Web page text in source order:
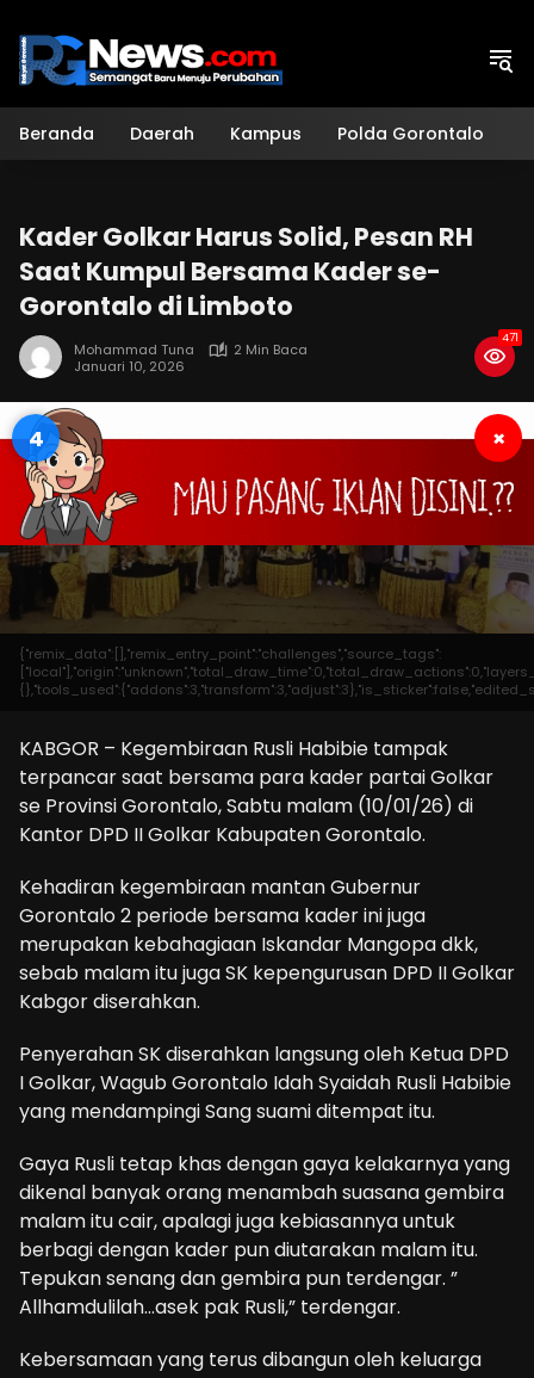
konten
Beranda Daerah Kampus Polda Gorontalo
Kader Golkar Harus Solid, Pesan RH
Saat Kumpul Bersama Kader se-
Gorontalo di Limboto
Mohammad Tuna
2 Min Baca
Januari 10, 2026
471
4 ×
{"remix_data":[],"remix_entry_point":"challenges","source_tags":
KABGOR – Kegembiraan Rusli Habibie tampak
terpancar saat bersama para kader partai Golkar
se Provinsi Gorontalo, Sabtu malam (10/01/26) di
Kantor DPD II Golkar Kabupaten Gorontalo.
Kehadiran kegembiraan mantan Gubernur
Gorontalo 2 periode bersama kader ini juga
merupakan kebahagiaan Iskandar Mangopa dkk,
sebab malam itu juga SK kepengurusan DPD II Golkar
Kabgor diserahkan.
Penyerahan SK diserahkan langsung oleh Ketua DPD
I Golkar, Wagub Gorontalo Idah Syaidah Rusli Habibie
yang mendampingi Sang suami ditempat itu.
Gaya Rusli tetap khas dengan gaya kelakarnya yang
dikenal banyak orang menambah suasana gembira
malam itu cair, apalagi juga kebiasannya untuk
berbagi dengan kader pun diutarakan malam itu.
Tepukan senang dan gembira pun terdengar. ”
Allhamdulilah…asek pak Rusli,” terdengar.
Kebersamaan yang terus dibangun oleh keluarga